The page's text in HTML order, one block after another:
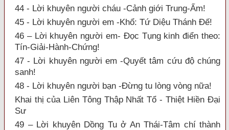
44 - Lời khuyên người cháu -Cảnh giới Trung-Ấm!
45 - Lời khuyên người em -Khổ: Tứ Diệu Thánh Đế!
46 – Lời khuyên người em- Đọc Tụng kinh điển theo:
Tín-Giải-Hành-Chứng!
47 - Lời khuyên người em -Quyết tâm cứu độ chúng
sanh!
48 - Lời khuyên người bạn -Đừng tu lòng vòng nữa!
Khai thị của Liên Tông Thập Nhất Tổ - Thiệt Hiền Đại
Sư
49 – Lời khuyên Dồng Tu ở An Thái-Tâm chí thành